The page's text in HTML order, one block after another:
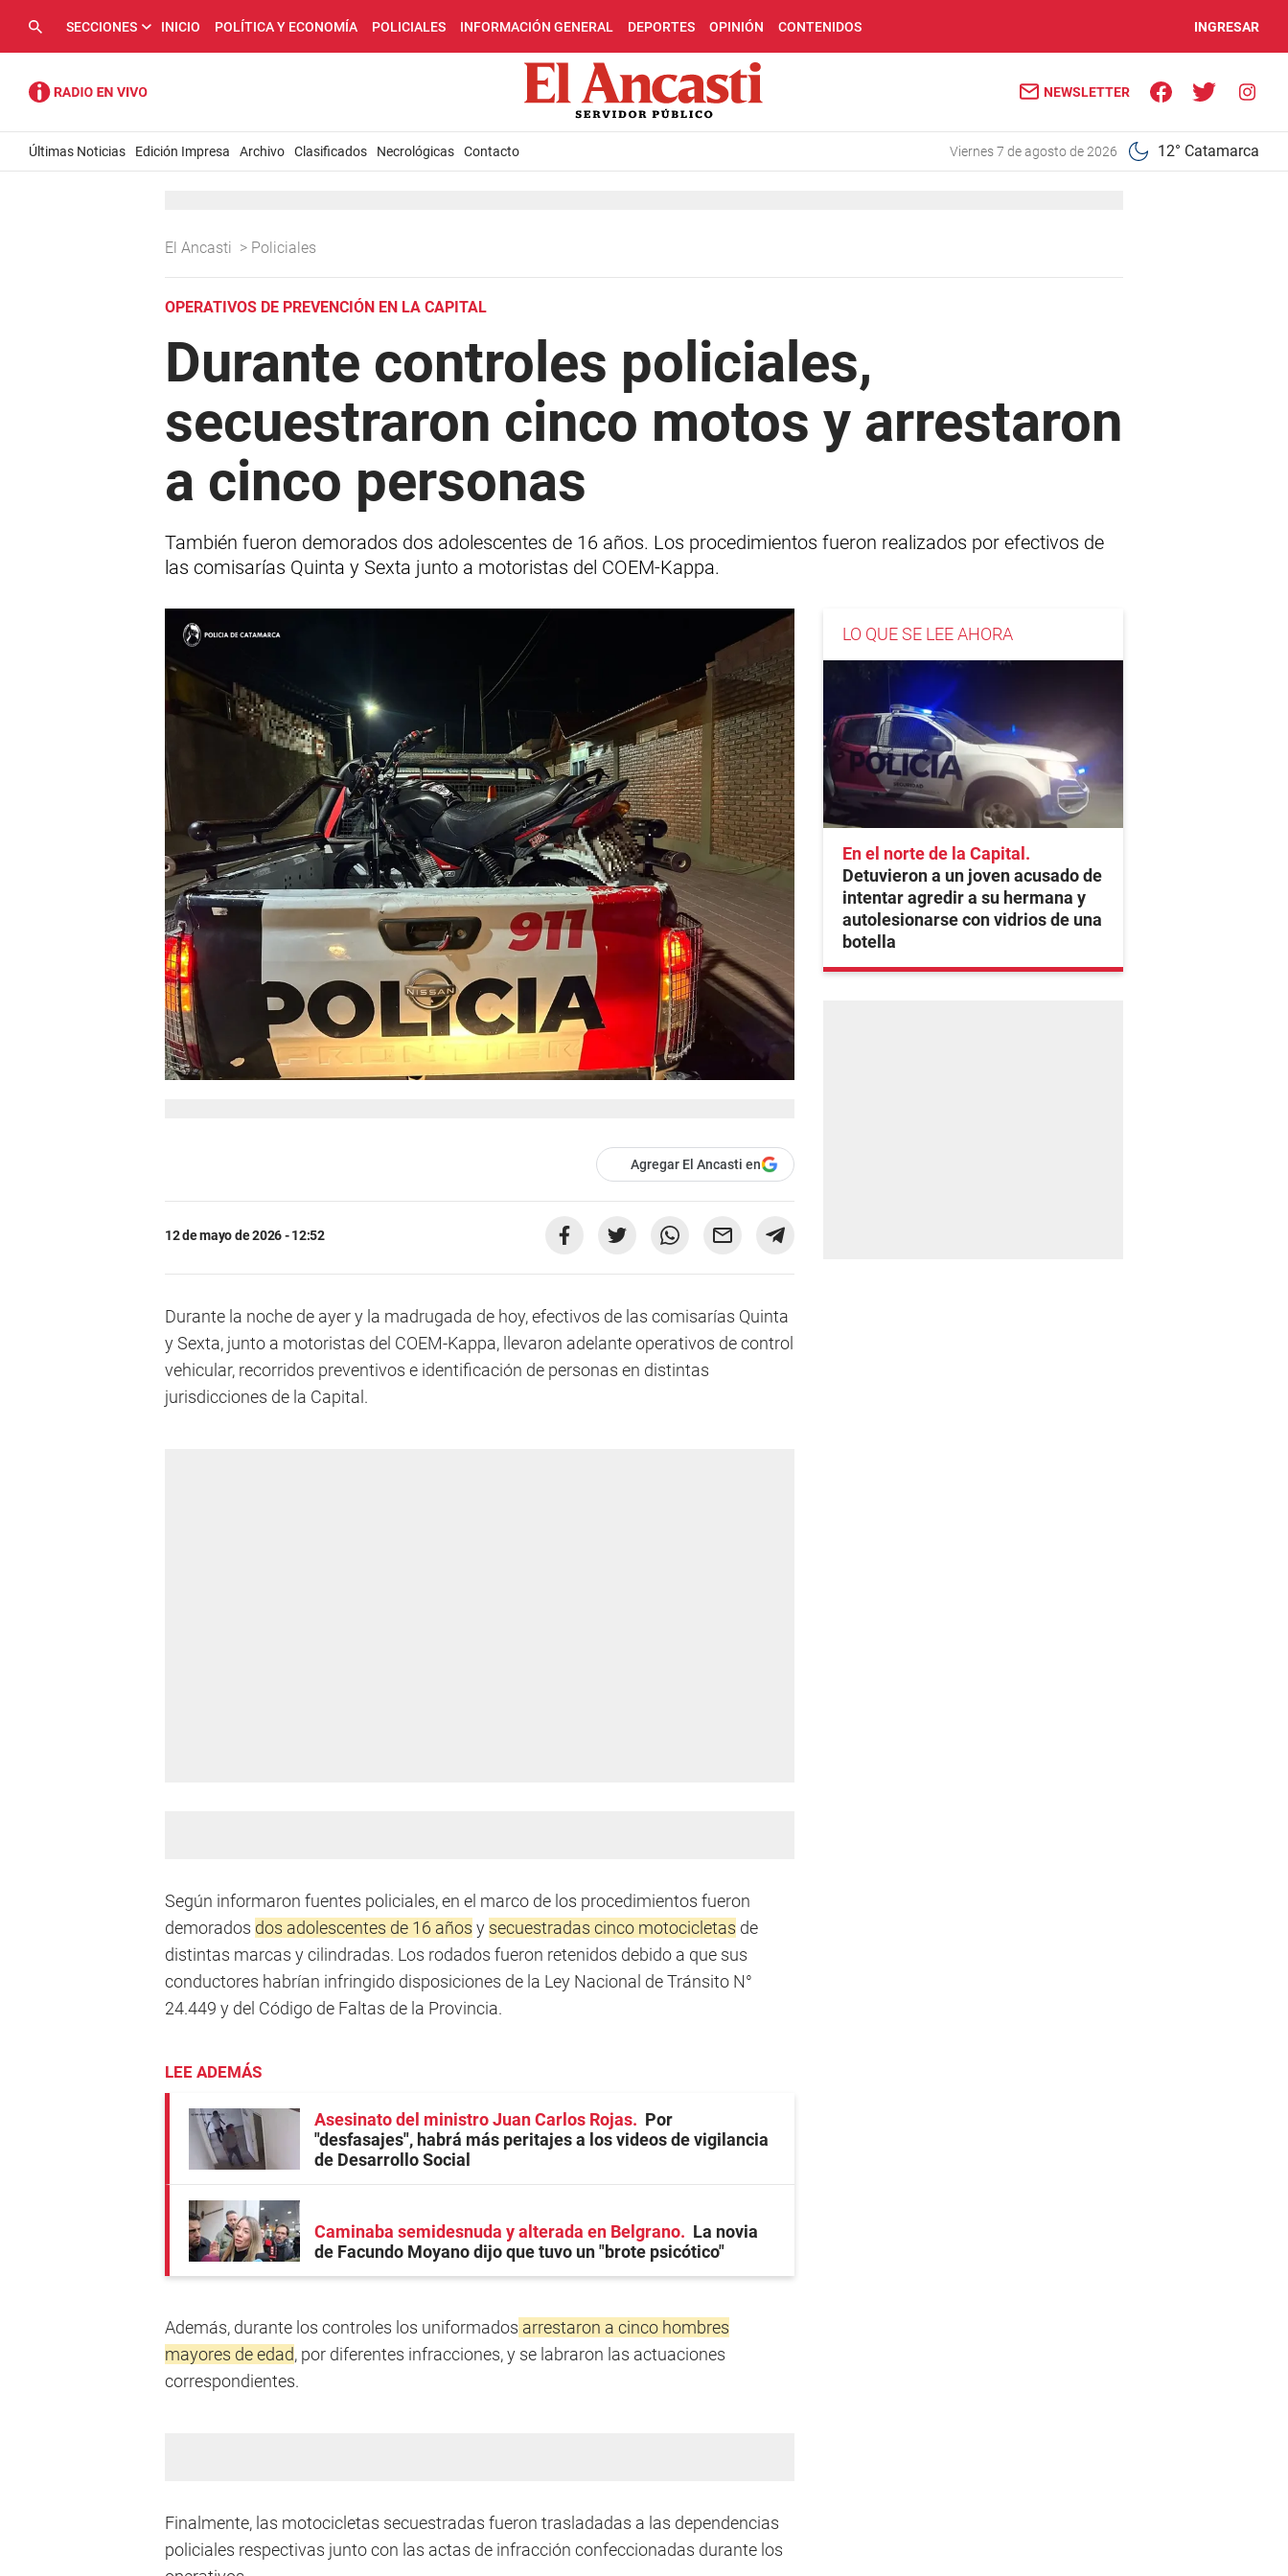
SECCIONES INICIO POLÍTICA Y ECONOMÍA POLICIALES INFORMACIÓN GENERAL DEPORTES OPINIÓN CONTENIDOS INGRESAR
NEWSLETTER
Últimas Noticias Edición Impresa Archivo Clasificados Necrológicas Contacto viernes 7 de agosto de 2026 12° Catamarca
El Ancasti > Policiales
OPERATIVOS DE PREVENCIÓN EN LA CAPITAL
Durante controles policiales,
secuestraron cinco motos y arrestaron
a cinco personas
También fueron demorados dos adolescentes de 16 años. Los procedimientos fueron realizados por efectivos de
las comisarías Quinta y Sexta junto a motoristas del COEM-Kappa.
Agregar El Ancasti en
12 de mayo de 2026 - 12:52
Durante la noche de ayer y la madrugada de hoy, efectivos de las comisarías Quinta
y Sexta, junto a motoristas del COEM-Kappa, llevaron adelante operativos de control
vehicular, recorridos preventivos e identificación de personas en distintas
jurisdicciones de la Capital.
Según informaron fuentes policiales, en el marco de los procedimientos fueron
demorados dos adolescentes de 16 años y secuestradas cinco motocicletas de
distintas marcas y cilindradas. Los rodados fueron retenidos debido a que sus
conductores habrían infringido disposiciones de la Ley Nacional de Tránsito N°
24.449 y del Código de Faltas de la Provincia.
LEE ADEMÁS
Asesinato del ministro Juan Carlos Rojas
Por
"desfasajes", habrá más peritajes a los videos de vigilancia
de Desarrollo Social
Caminaba semidesnuda y alterada en Belgrano
La novia
de Facundo Moyano dijo que tuvo un "brote psicótico"
Además, durante los controles los uniformados arrestaron a cinco hombres
mayores de edad, por diferentes infracciones, y se labraron las actuaciones
correspondientes.
Finalmente, las motocicletas secuestradas fueron trasladadas a las dependencias
policiales respectivas junto con las actas de infracción confeccionadas durante los
LO QUE SE LEE AHORA
En el norte de la Capital
Detuvieron a un joven acusado de
intentar agredir a su hermana y
autolesionarse con vidrios de una
botella